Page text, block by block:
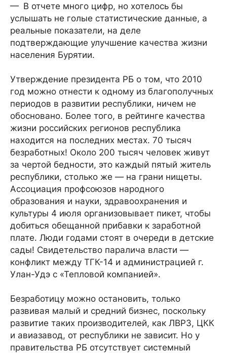
— В отчете много цифр, но хотелось бы
услышать не голые статистические данные, а
реальные показатели, на деле
подтверждающие улучшение качества жизни
населения Бурятии.
Утверждение президента РБ о том, что 2010
год можно отнести к одному из благополучных
периодов в развитии республики, ничем не
обосновано. Более того, в рейтинге качества
жизни российских регионов республика
находится на последних местах. 70 тысяч
безработных! Около 200 тысяч человек живут
за чертой бедности, это каждый пятый житель
республики, столько же — на грани нищеты.
Ассоциация профсоюзов народного
образования и науки, здравоохранения и
культуры 4 июля организовывает пикет, чтобы
добиться обещанной прибавки к заработной
плате. Люди годами стоят в очереди в детские
сады! Свидетельство паралича власти —
конфликт между ТГК-14 и администрацией г.
Улан-Удэ с «Тепловой компанией».
Безработицу можно остановить, только
развивая малый и средний бизнес, поскольку
развитие таких производителей, как ЛВРЗ, ЦКК
и авиазавод, от республики не зависит. Но у
правительства РБ отсутствует системный